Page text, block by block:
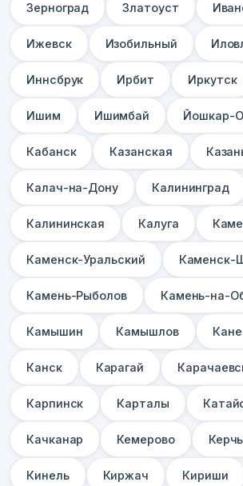
Зерноград Златоуст
Ижевск Изобильный
Иннсбрук Ирбит Иркутск
Ишим Ишимбай Йошкар-
Кабанск Казанская
Калач-на-Дону Калининград
Калининская Калуга
Каменск-Уральский Каменск-
Камень-Рыболов Камень-на-
Камышин Камышлов
Канск Карагай
Карпинск Карталы
Качканар Кемерово Керчь
Кинель Киржач Кириши